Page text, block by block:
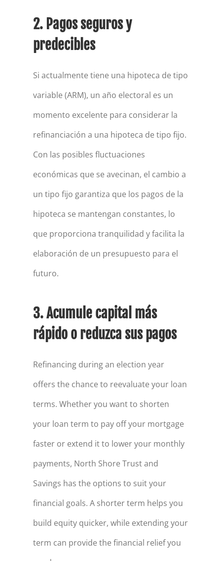
2. Pagos seguros y
predecibles
Si actualmente tiene una hipoteca de tipo
variable (ARM), un año electoral es un
momento excelente para considerar la
refinanciación a una hipoteca de tipo fijo.
Con las posibles fluctuaciones
económicas que se avecinan, el cambio a
un tipo fijo garantiza que los pagos de la
hipoteca se mantengan constantes, lo
que proporciona tranquilidad y facilita la
elaboración de un presupuesto para el
futuro.
3. Acumule capital más
rápido o reduzca sus pagos
Refinancing during an election year
offers the chance to reevaluate your loan
terms. Whether you want to shorten
your loan term to pay off your mortgage
faster or extend it to lower your monthly
payments, North Shore Trust and
Savings has the options to suit your
financial goals. A shorter term helps you
build equity quicker, while extending your
term can provide the financial relief you